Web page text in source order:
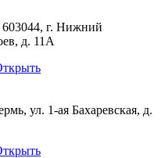
г. Нижний
д. 11А
ул. 1-ая Бахаревская, д.